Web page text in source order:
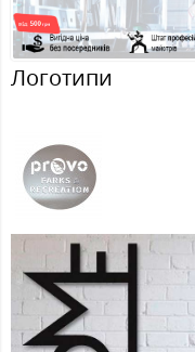
Логотипи